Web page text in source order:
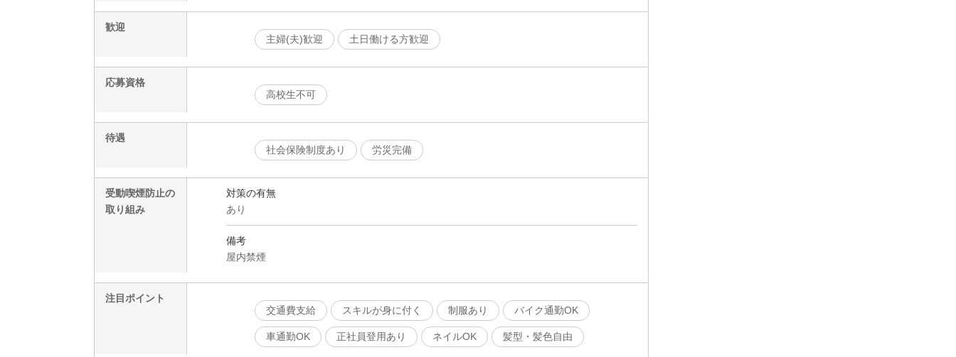
歓迎
主婦(夫)歓迎
土日働ける方歓迎
応募資格
高校生不可
待遇
社会保険制度あり
労災完備
受動喫煙防止の
取り組み
対策の有無
あり
備考
屋内禁煙
注目ポイント
交通費支給
スキルが身に付く 制服あり バイク通勤OK
車通勤OK 正社員登用あり ネイルOK 髪型・髪色自由